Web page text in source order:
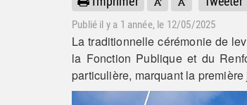
Publié il y a 1 année, le 12/05/2025
La traditionnelle cérémonie de
la Fonction Publique et du
particulière, marquant la